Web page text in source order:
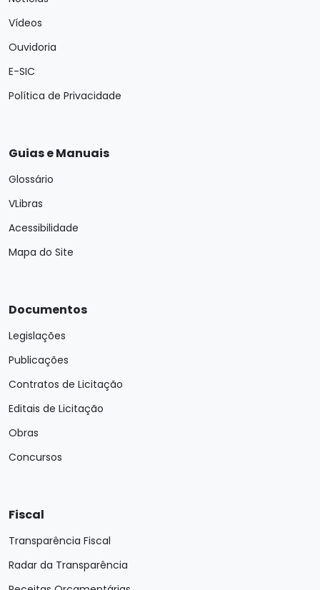
Vídeos
Ouvidoria
E-SIC
Política de Privacidade
Guias e Manuais
Glossário
VLibras
Acessibilidade
Mapa do Site
Documentos
Legislações
Publicações
Contratos de Licitação
Editais de Licitação
Obras
Concursos
Fiscal
Transparência Fiscal
Radar da Transparência